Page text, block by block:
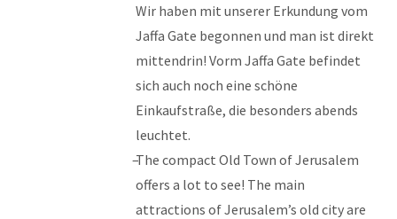
Wir haben mit unserer Erkundung vom
Jaffa Gate begonnen und man ist direkt
mittendrin! Vorm Jaffa Gate befindet
sich auch noch eine schöne
Einkaufstraße, die besonders abends
leuchtet.
The compact Old Town of Jerusalem
offers a lot to see! The main
attractions of Jerusalem’s old city are